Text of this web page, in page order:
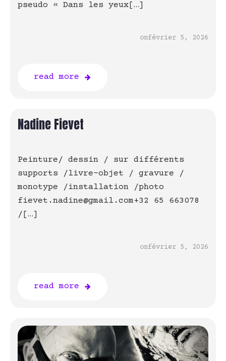
pseudo « Dans les yeux[…]
onfévrier 5, 2026
read more
Nadine Fievet
Peinture/ dessin / sur différents
supports /livre-objet / gravure /
monotype /installation /photo
fievet.nadine@gmail.com+32 65 663078
/[…]
onfévrier 5, 2026
read more